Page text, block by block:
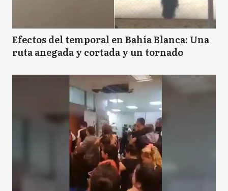
Efectos del temporal en Bahía Blanca: Una
ruta anegada y cortada y un tornado